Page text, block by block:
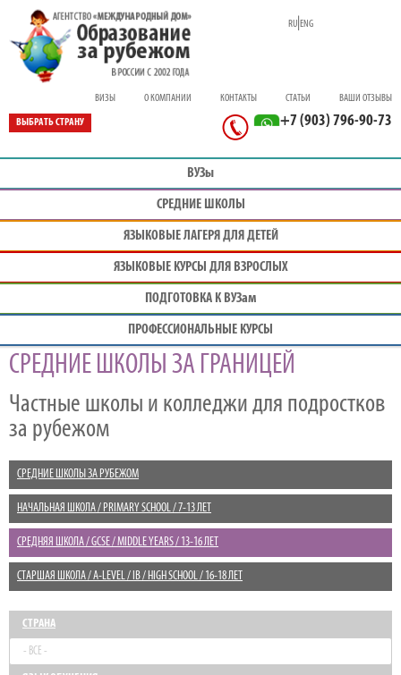
RU ENG
ВАШИ ОТЗЫВЫ
СТАТЬИ
КОНТАКТЫ
О КОМПАНИИ
ВИЗЫ
+7 (903) 796-90-73
ВЫБРАТЬ СТРАНУ
ВУЗы
СРЕДНИЕ ШКОЛЫ
ЯЗЫКОВЫЕ ЛАГЕРЯ ДЛЯ ДЕТЕЙ
ЯЗЫКОВЫЕ КУРСЫ ДЛЯ ВЗРОСЛЫХ
ПОДГОТОВКА К ВУЗам
ПРОФЕССИОНАЛЬНЫЕ КУРСЫ
СРЕДНИЕ ШКОЛЫ ЗА ГРАНИЦЕЙ
Частные школы и колледжи для подростков
за рубежом
СРЕДНИЕ ШКОЛЫ ЗА РУБЕЖОМ
НАЧАЛЬНАЯ ШКОЛА / PRIMARY SCHOOL / 7-13 ЛЕТ
СРЕДНЯЯ ШКОЛА / GCSE / MIDDLE YEARS / 13-16 ЛЕТ
СТАРШАЯ ШКОЛА / A-LEVEL / IB / HIGH SCHOOL / 16-18 ЛЕТ
СТРАНА
- ВСЕ -